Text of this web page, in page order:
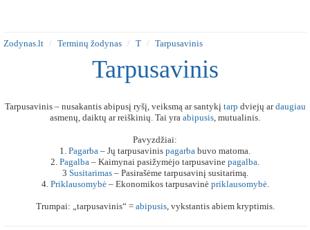
Zodynas.lt Terminų žodynas T Tarpusavinis
Tarpusavinis
Tarpusavinis – nusakantis abipusį ryšį, veiksmą ar santykį tarp dviejų ardaugiau
asmenų, daiktų ar reiškinių. Tai yra abipusis, mutualinis.
Pavyzdžiai:
1. Pagarba – Jų tarpusavinis pagarba buvo matoma.
2. Pagalba – Kaimynai pasižymėjo tarpusavine pagalba.
3 Susitarimas– Pasirašėme tarpusavinį susitarimą.
4. Priklausomybė– Ekonomikos tarpusavinė priklausomybė.
Trumpai: „tarpusavinis“ = abipusis, vykstantis abiem kryptimis.